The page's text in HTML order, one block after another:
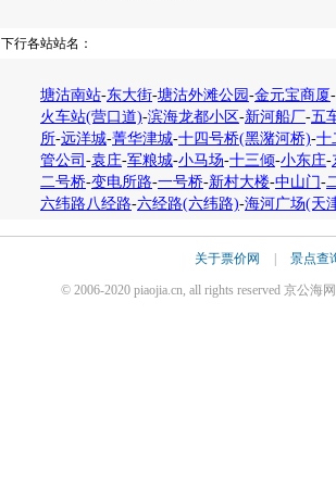
下行各站站名：
塘沽南站-东大街-塘沽外滩公园 -金元宝商厦-
火车站(营口道)-滨海龙都小区-新河船厂-五
所-远洋城-菁华津城-十四号桥(黑潴河桥)-十
管公司 -袁庄-军粮城-小马场-十三倾-小东庄-
二号桥-变电所路-一号桥-新村大楼-中山门-
六纬路八经路-六经路(六纬路)-海河广场(天
关于票价网 景点查
© 2006-2020 piaojia.cn, all rights reserved 京公海